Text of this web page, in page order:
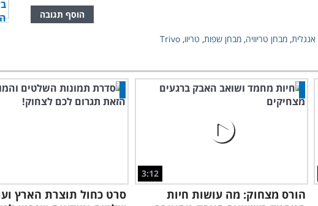
הוסף תגובה
אנגלית, מבחן טריוויה, מבחן שפות, טריוו,
Trivo
3:12
הורס מצחוק: מה עושות חיות